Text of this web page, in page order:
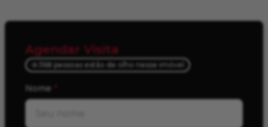
Agendar Visita
368 pessoas estão de olho nesse imóvel
Nome *